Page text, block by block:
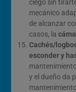
ciego sin
mecánico
de alcanzar
casos, la
Cachés/
esconder y
y el dueño da